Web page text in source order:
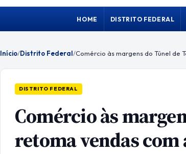
HOME DISTRITO FEDERAL
Início/Distrito Federal/
DISTRITO FEDERAL
Comércio às
retoma vendas com